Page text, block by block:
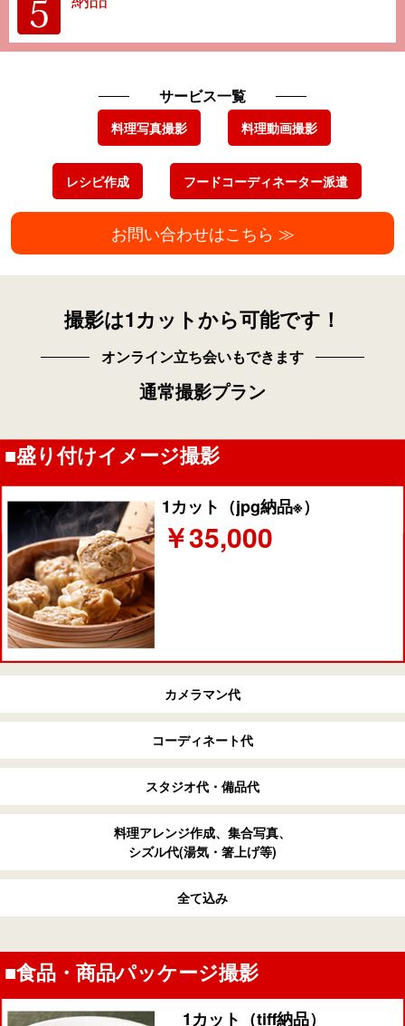
サービス一覧
料理写真撮影 料理動画撮影
レシピ作成 フードコーディネーター派遣
お問い合わせはこちら ≫
撮影は1カットから可能です！
オンライン立ち会いもできます
通常撮影プラン
■盛り付けイメージ撮影
1カット（jpg納品※）
￥35,000
カメラマン代
コーディネート代
スタジオ代・備品代
料理アレンジ作成、集合写真、
シズル代(湯気・箸上げ等)
全て込み
■食品・商品パッケージ撮影
1カット（tiff納品）